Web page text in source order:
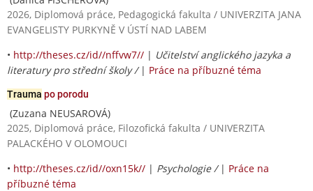
2026, Diplomová práce, Pedagogická fakulta / UNIVERZITA JANA
EVANGELISTY PURKYNĚ V ÚSTÍ NAD LABEM
• http://theses.cz/id//nffvw7// | Učitelství anglického jazyka a
literatury pro střední školy / | Práce na příbuzné téma
Trauma po porodu
(Zuzana NEUSAROVÁ)
2025, Diplomová práce, Filozofická fakulta / UNIVERZITA
PALACKÉHO V OLOMOUCI
• http://theses.cz/id//oxn15k// | Psychologie / | Práce na
příbuzné téma